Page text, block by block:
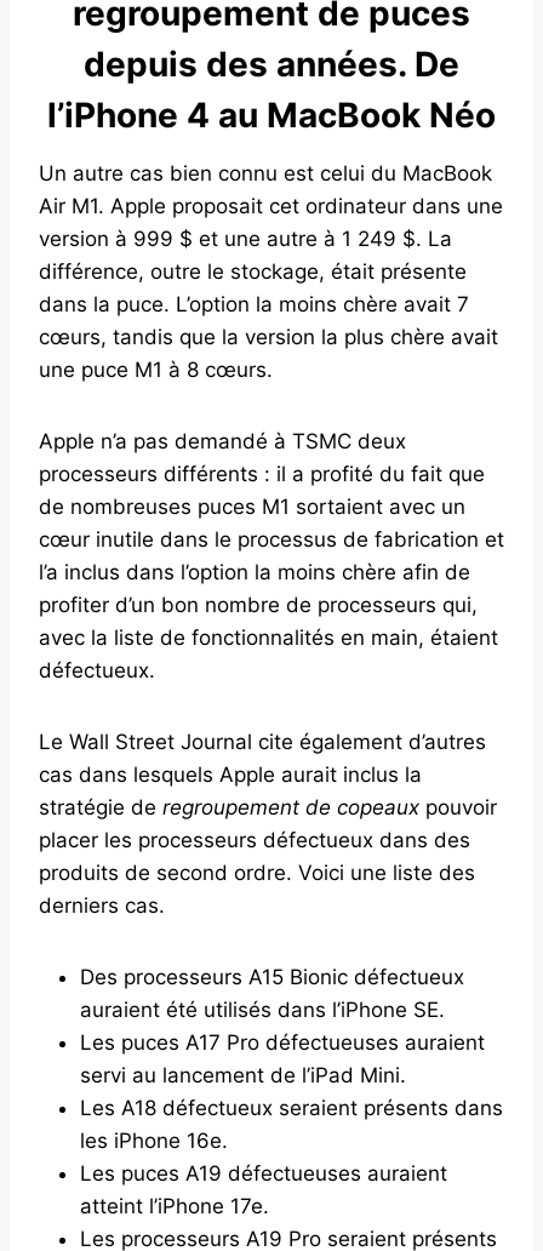
regroupement de puces
depuis des années. De
l’iPhone 4 au MacBook Néo
Un autre cas bien connu est celui du MacBook
Air M1. Apple proposait cet ordinateur dans une
version à 999 $ et une autre à 1 249 $. La
différence, outre le stockage, était présente
dans la puce. L’option la moins chère avait 7
cœurs, tandis que la version la plus chère avait
une puce M1 à 8 cœurs.
Apple n’a pas demandé à TSMC deux
processeurs différents : il a profité du fait que
de nombreuses puces M1 sortaient avec un
cœur inutile dans le processus de fabrication et
l’a inclus dans l’option la moins chère afin de
profiter d’un bon nombre de processeurs qui,
avec la liste de fonctionnalités en main, étaient
défectueux.
Le Wall Street Journal cite également d’autres
cas dans lesquels Apple aurait inclus la
stratégie de regroupement de copeaux pouvoir
placer les processeurs défectueux dans des
produits de second ordre. Voici une liste des
derniers cas.
Des processeurs A15 Bionic défectueux
auraient été utilisés dans l’iPhone SE.
Les puces A17 Pro défectueuses auraient
servi au lancement de l’iPad Mini.
Les A18 défectueux seraient présents dans
les iPhone 16e.
Les puces A19 défectueuses auraient
atteint l’iPhone 17e.
Les processeurs A19 Pro seraient présents